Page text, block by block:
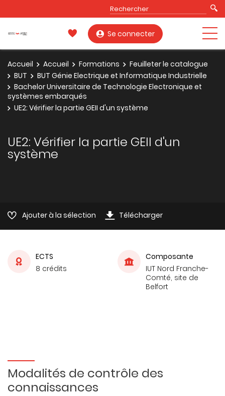
Se connecter
Accueil Accueil Formations
Feuilleter le catalogue
BUT
BUT Génie Electrique et Informatique Industrielle
Bachelor Universitaire de Technologie Electronique et
systèmes embarqués
UE2: Vérifier la partie GEII d'un système
UE2: Vérifier la partie GEII d'un
système
Ajouter à la sélection Télécharger
ECTS
8 crédits
Composante
IUT Nord Franche-
Comté, site de
Belfort
Modalités de contrôle des
connaissances